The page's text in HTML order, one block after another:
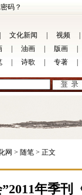
码？
文化新闻 视频
油画 版画
诗歌 专著
网 > 随笔 > 正文
年季刊